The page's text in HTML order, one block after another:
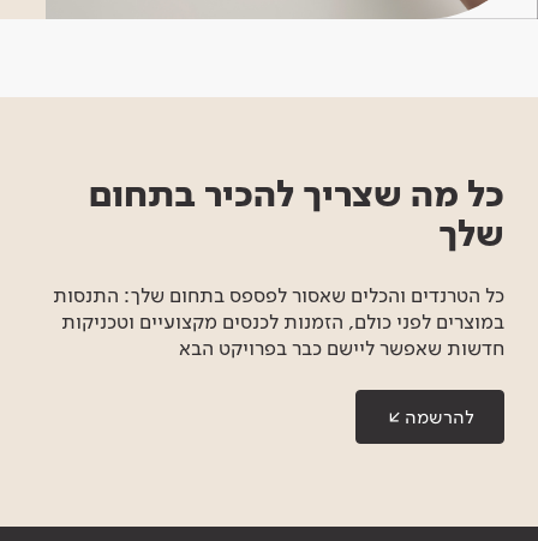
כל מה שצריך להכיר בתחום
שלך
כל הטרנדים והכלים שאסור לפספס בתחום שלך: התנסות
במוצרים לפני כולם, הזמנות לכנסים מקצועיים וטכניקות
חדשות שאפשר ליישם כבר בפרויקט הבא
להרשמה